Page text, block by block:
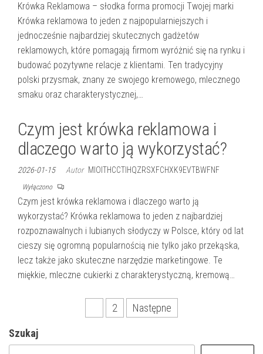
Krówka Reklamowa – słodka forma promocji Twojej marki
Krówka reklamowa to jeden z najpopularniejszych i
jednocześnie najbardziej skutecznych gadżetów
reklamowych, które pomagają firmom wyróżnić się na rynku i
budować pozytywne relacje z klientami. Ten tradycyjny
polski przysmak, znany ze swojego kremowego, mlecznego
smaku oraz charakterystycznej,…
Czym jest krówka reklamowa i
dlaczego warto ją wykorzystać?
2026-01-15 Autor MIOITHCCTIHQZRSXFCHXK9EVTBWFNF
Wyłączono
Czym jest krówka reklamowa i dlaczego warto ją
wykorzystać? Krówka reklamowa to jeden z najbardziej
rozpoznawalnych i lubianych słodyczy w Polsce, który od lat
cieszy się ogromną popularnością nie tylko jako przekąska,
lecz także jako skuteczne narzędzie marketingowe. Te
miękkie, mleczne cukierki z charakterystyczną, kremową…
wpisów
2 Następne
Szukaj